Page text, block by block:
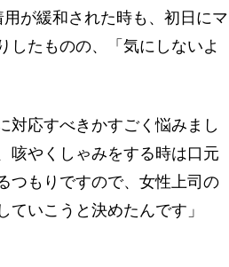
が緩和された時も、初日にマ
したものの、「気にしないよ
対応すべきかすごく悩みまし
咳やくしゃみをする時は口元
つもりですので、女性上司の
いこうと決めたんです」